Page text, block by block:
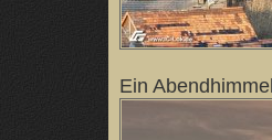
Ein